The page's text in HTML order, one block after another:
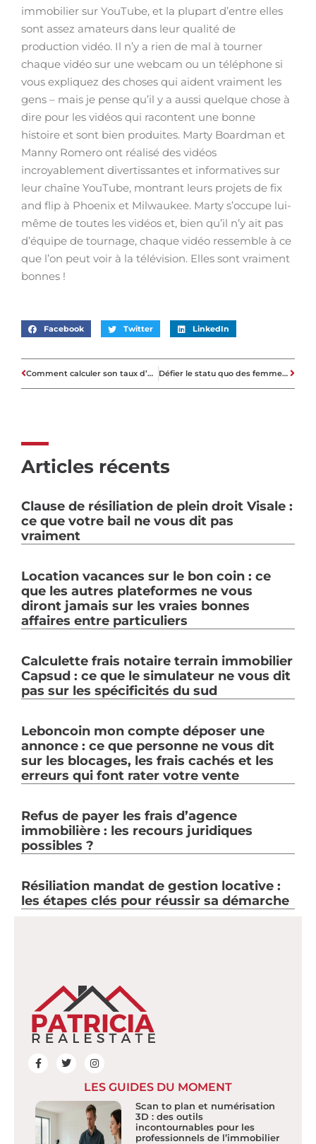
immobilier sur YouTube, et la plupart d’entre elles
sont assez amateurs dans leur qualité de
production vidéo. Il n’y a rien de mal à tourner
chaque vidéo sur une webcam ou un téléphone si
vous expliquez des choses qui aident vraiment les
gens – mais je pense qu’il y a aussi quelque chose à
dire pour les vidéos qui racontent une bonne
histoire et sont bien produites. Marty Boardman et
Manny Romero ont réalisé des vidéos
incroyablement divertissantes et informatives sur
leur chaîne YouTube, montrant leurs projets de fix
and flip à Phoenix et Milwaukee. Marty s’occupe lui-
même de toutes les vidéos et, bien qu’il n’y ait pas
d’équipe de tournage, chaque vidéo ressemble à ce
que l’on peut voir à la télévision. Elles sont vraiment
bonnes !
Facebook Twitter LinkedIn
Comment calculer son taux d’endettement pour un crédit immobilier ? Défier le statu quo des femmes dans la construction
Articles récents
Clause de résiliation de plein droit Visale :
ce que votre bail ne vous dit pas
vraiment
Location vacances sur le bon coin : ce
que les autres plateformes ne vous
diront jamais sur les vraies bonnes
affaires entre particuliers
Calculette frais notaire terrain immobilier
Capsud : ce que le simulateur ne vous dit
pas sur les spécificités du sud
Leboncoin mon compte déposer une
annonce : ce que personne ne vous dit
sur les blocages, les frais cachés et les
erreurs qui font rater votre vente
Refus de payer les frais d’agence
immobilière : les recours juridiques
possibles ?
Résiliation mandat de gestion locative :
les étapes clés pour réussir sa démarche
LES GUIDES DU MOMENT
Scan to plan et numérisation
3D : des outils
incontournables pour les
professionnels de l’immobilier